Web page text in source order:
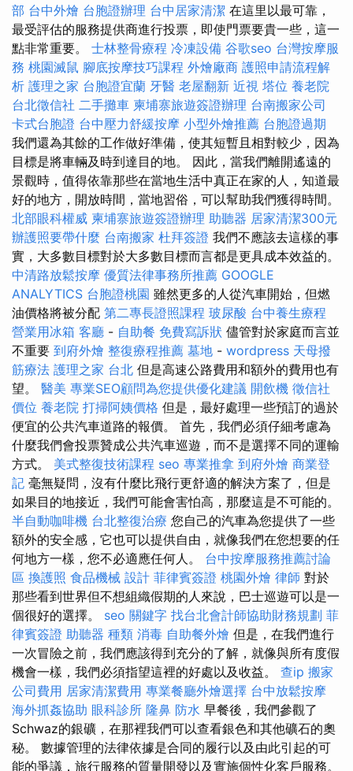
部 台中外燴 台胞證辦理 台中居家清潔 在這里以最可靠，
最受評估的服務提供商進行投票，即使門票要貴一些，這一
點非常重要。 士林整骨療程 冷凍設備 谷歌seo 台灣按摩服
務 桃園滅鼠 腳底按摩技巧課程 外燴廠商 護照申請流程解
析 護理之家 台胞證宜蘭 牙醫 老屋翻新 近視 塔位 養老院
台北徵信社 二手攤車 柬埔寨旅遊簽證辦理 台南搬家公司
卡式台胞證 台中壓力舒緩按摩 小型外燴推薦 台胞證過期
我們還為其餘的工作做好準備，使其短暫且相對較少，因為
目標是將車輛及時到達目的地。 因此，當我們離開遙遠的
景觀時，值得依靠那些在當地生活中真正在家的人，知道最
好的地方，開放時間，當地習俗，可以幫助我們獲得時間。
北部眼科權威 柬埔寨旅遊簽證辦理 助聽器 居家清潔300元
辦護照要帶什麼 台南搬家 杜拜簽證 我們不應該去這樣的事
實，大多數目標對於大多數目標而言都是更具成本效益的。
中清路放鬆按摩 優質法律事務所推薦 GOOGLE
ANALYTICS 台胞證桃園 雖然更多的人從汽車開始，但燃
油價格將被分配 第二專長證照課程 玻尿酸 台中養生療程
營業用冰箱 客廳 - 自助餐 免費寫訴狀 儘管對於家庭而言並
不重要 到府外燴 整復療程推薦 墓地 - wordpress 天母撥
筋療法 護理之家 台北 但是高速公路費用和額外的費用也有
望。 醫美 專業SEO顧問為您提供優化建議 開飲機 徵信社
價位 養老院 打掃阿姨價格 但是，最好處理一些預訂的過於
便宜的公共汽車道路的報價。 首先，我們必須仔細考慮為
什麼我們會投票贊成公共汽車巡遊，而不是選擇不同的運輸
方式。 美式整復技術課程 seo 專業推拿 到府外燴 商業登
記 毫無疑問，沒有什麼比飛行更舒適的解決方案了，但是
如果目的地接近，我們可能會害怕高，那麼這是不可能的。
半自動咖啡機 台北整復治療 您自己的汽車為您提供了一些
額外的安全感，它也可以提供自由，就像我們在您想要的任
何地方一樣，您不必適應任何人。 台中按摩服務推薦討論
區 換護照 食品機械 設計 菲律賓簽證 桃園外燴 律師 對於
那些看到世界但不想組織假期的人來說，巴士巡遊可以是一
個很好的選擇。 seo 關鍵字 找台北會計師協助財務規劃 菲
律賓簽證 助聽器 種類 消毒 自助餐外燴 但是，在我們進行
一次冒險之前，我們應該得到充分的了解，就像與所有度假
機會一樣，我們必須指望這裡的好處以及收益。 查ip 搬家
公司費用 居家清潔費用 專業餐廳外燴選擇 台中放鬆按摩
海外抓姦協助 眼科診所 隆鼻 防水 早餐後，我們參觀了
Schwaz的銀礦，在那裡我們可以查看銀色和其他礦石的奧
秘。 數據管理的法律依據是合同的履行以及由此引起的可
能的爭議，旅行服務的質量開發以及實施個性化客戶服務。